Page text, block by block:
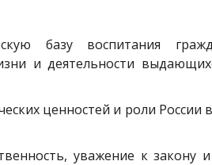
базу воспитания
и деятельности
ценностей и роли России
уважение к